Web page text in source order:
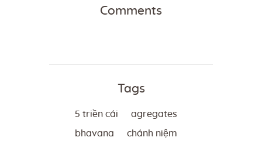
Comments
Tags
5 triền cái agregates
bhavana chánh niệm